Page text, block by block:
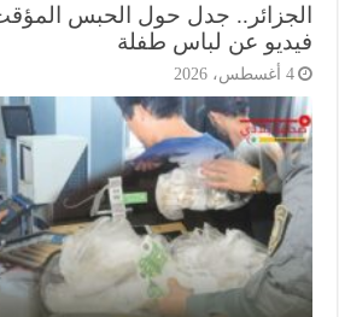
جدل حول الحبس المؤقت
عن لباس طفلة